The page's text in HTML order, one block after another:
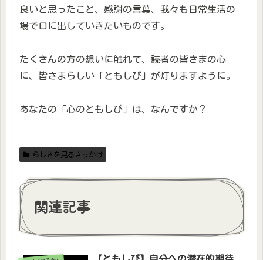
良いと思ったこと、感謝の言葉、我々も日常生活の
場で口に出していきたいものです。
たくさんの方の想いに触れて、読者の皆さまの心
に、皆さまらしい「ともしび」が灯りますように。
あなたの「心のともしび」は、なんですか？
らしさを見るきっかけ
関連記事